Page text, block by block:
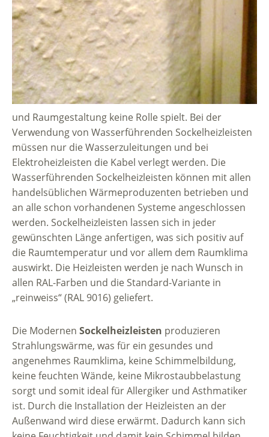
und Raumgestaltung keine Rolle spielt. Bei der
Verwendung von Wasserführenden Sockelheizleisten
müssen nur die Wasserzuleitungen und bei
Elektroheizleisten die Kabel verlegt werden. Die
Wasserführenden Sockelheizleisten können mit allen
handelsüblichen Wärmeproduzenten betrieben und
an alle schon vorhandenen Systeme angeschlossen
werden. Sockelheizleisten lassen sich in jeder
gewünschten Länge anfertigen, was sich positiv auf
die Raumtemperatur und vor allem dem Raumklima
auswirkt. Die Heizleisten werden je nach Wunsch in
allen RAL-Farben und die Standard-Variante in
„reinweiss“ (RAL 9016) geliefert.
Die Modernen Sockelheizleisten produzieren
Strahlungswärme, was für ein gesundes und
angenehmes Raumklima, keine Schimmelbildung,
keine feuchten Wände, keine Mikrostaubbelastung
sorgt und somit ideal für Allergiker und Asthmatiker
ist. Durch die Installation der Heizleisten an der
Außenwand wird diese erwärmt. Dadurch kann sich